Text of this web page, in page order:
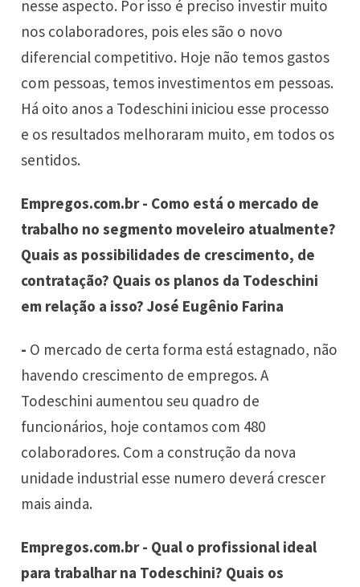
nesse aspecto. Por isso é preciso investir muito
nos colaboradores, pois eles são o novo
diferencial competitivo. Hoje não temos gastos
com pessoas, temos investimentos em pessoas.
Há oito anos a Todeschini iniciou esse processo
e os resultados melhoraram muito, em todos os
sentidos.
Empregos.com.br - Como está o mercado de
trabalho no segmento moveleiro atualmente?
Quais as possibilidades de crescimento, de
contratação? Quais os planos da Todeschini
em relação a isso? José Eugênio Farina
- O mercado de certa forma está estagnado, não
havendo crescimento de empregos. A
Todeschini aumentou seu quadro de
funcionários, hoje contamos com 480
colaboradores. Com a construção da nova
unidade industrial esse numero deverá crescer
mais ainda.
Empregos.com.br - Qual o profissional ideal
para trabalhar na Todeschini? Quais os